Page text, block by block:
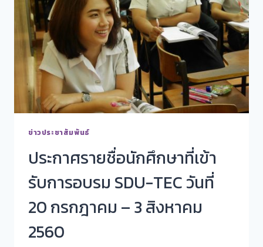
ข่าวประชาสัมพันธ์
ประกาศรายชื่อนักศึกษาที่เข้า
รับการอบรม SDU-TEC วันที่
20 กรกฎาคม – 3 สิงหาคม
2560